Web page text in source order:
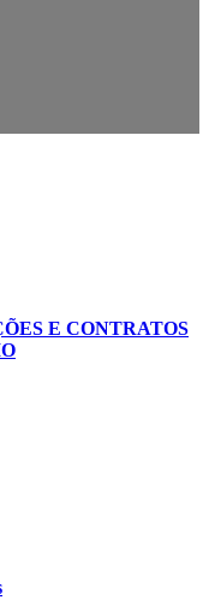
E CONTRATOS